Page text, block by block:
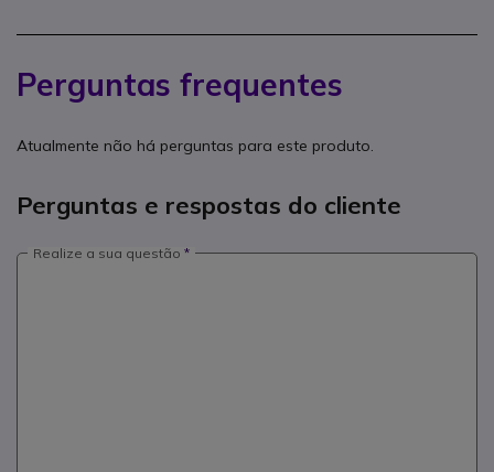
Perguntas frequentes
Atualmente não há perguntas para este produto.
Perguntas e respostas do cliente
Realize a sua questão